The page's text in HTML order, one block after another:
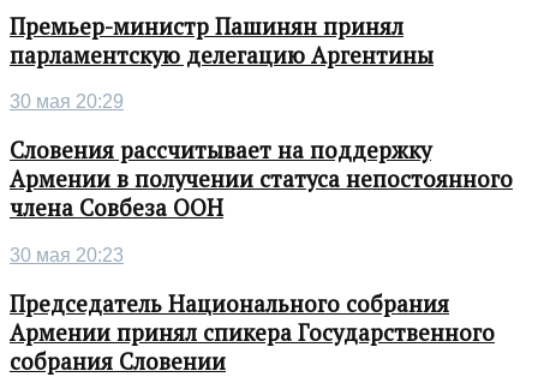
Премьер-министр Пашинян принял
парламентскую делегацию Аргентины
30 мая 20:29
Словения рассчитывает на поддержку
Армении в получении статуса непостоянного
члена Совбеза ООН
30 мая 20:23
Председатель Национального собрания
Армении принял спикера Государственного
собрания Словении